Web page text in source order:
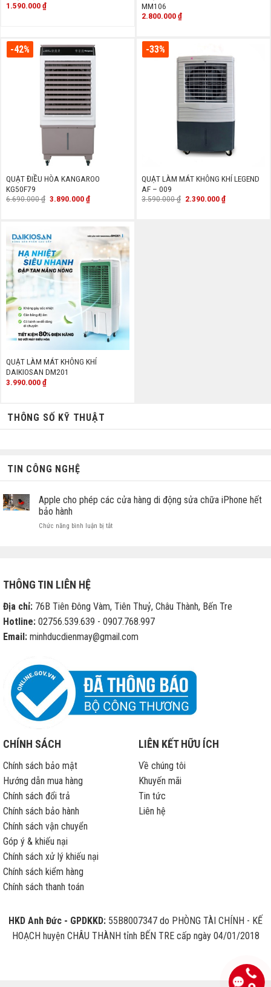
1.590.000₫
MM106
2.800.000₫
-42%
QUẠT ĐIỀU HÒA KANGAROO
KG50F79
6.690.000₫ Giá
3.890.000₫Giá
3.890.000 ₫.
-33%
QUẠT LÀM MÁT KHÔNG KHÍ LEGEND
AF – 009
3.590.000₫ Giá
2.390.000₫Giá
QUẠT LÀM MÁT KHÔNG KHÍ
DAIKIOSAN DM201
3.990.000₫
THÔNG SỐ KỸ THUẬT
TIN CÔNG NGHỆ
Apple cho phép các cửa hàng di động sửa chữa iPhone hết
bảo hành
Chức năng bình luận bị tắtở
động
sửa
iPhone
hành
THÔNG TIN LIÊN HỆ
Địa chỉ: 76B Tiên Đông Vàm, Tiên Thuỷ, Châu Thành, Bến Tre
Hotline: 02756.539.639 - 0907.768.997
Email: minhducdienmay@gmail.com
CHÍNH SÁCH
Chính sách bảo mật
Hướng dẫn mua hàng
Chính sách đổi trả
Chính sách bảo hành
Chính sách vận chuyển
Góp ý & khiếu nại
Chính sách xử lý khiếu nại
Chính sách kiểm hàng
Chính sách thanh toán
LIÊN KẾT HỮU ÍCH
Về chúng tôi
Khuyến mãi
Tin tức
Liên hệ
HKD Anh Đức - GPDKKD: 55B8007347 do PHÒNG TÀI CHÍNH - KẾ
HOẠCH huyện CHÂU THÀNH tỉnh BẾN TRE cấp ngày 04/01/2018